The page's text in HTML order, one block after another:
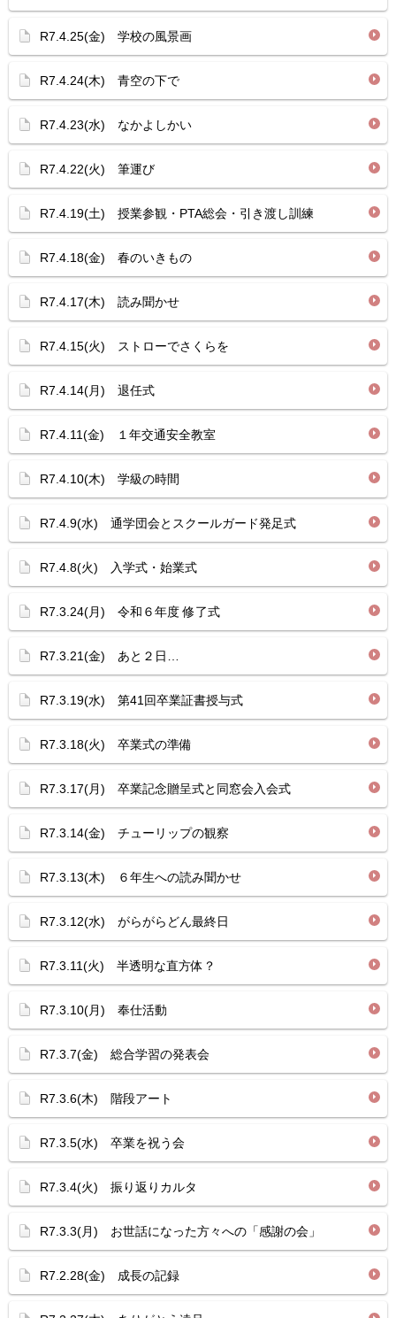
R7.4.25(金) 学校の風景画
R7.4.24(木) 青空の下で
R7.4.23(水) なかよしかい
R7.4.22(火) 筆運び
R7.4.19(土) 授業参観・PTA総会・引き渡し訓練
R7.4.18(金) 春のいきもの
R7.4.17(木) 読み聞かせ
R7.4.15(火) ストローでさくらを
R7.4.14(月) 退任式
R7.4.11(金) １年交通安全教室
R7.4.10(木) 学級の時間
R7.4.9(水) 通学団会とスクールガード発足式
R7.4.8(火) 入学式・始業式
R7.3.24(月) 令和６年度 修了式
R7.3.21(金) あと２日…
R7.3.19(水) 第41回卒業証書授与式
R7.3.18(火) 卒業式の準備
R7.3.17(月) 卒業記念贈呈式と同窓会入会式
R7.3.14(金) チューリップの観察
R7.3.13(木) ６年生への読み聞かせ
R7.3.12(水) がらがらどん最終日
R7.3.11(火) 半透明な直方体？
R7.3.10(月) 奉仕活動
R7.3.7(金) 総合学習の発表会
R7.3.6(木) 階段アート
R7.3.5(水) 卒業を祝う会
R7.3.4(火) 振り返りカルタ
R7.3.3(月) お世話になった方々への「感謝の会」
R7.2.28(金) 成長の記録